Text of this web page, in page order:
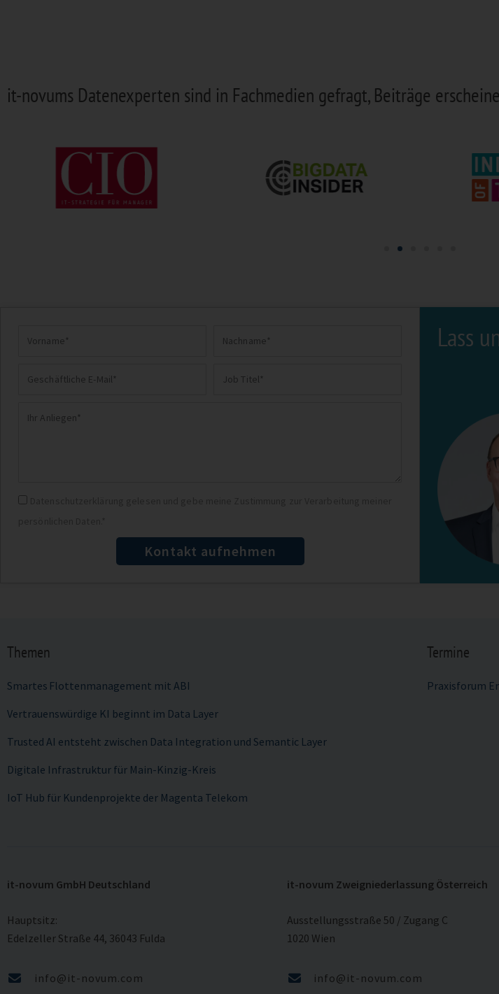
it-novums Datenexperten sind in Fachmedien gefragt, Beiträge
Mail
Datenschutz
Kontakt aufnehmen
Lass
Themen
Smartes Flottenmanagement mit ABI
Vertrauenswürdige KI beginnt im Data Layer
Trusted AI entsteht zwischen Data Integration und Semantic Layer
Digitale Infrastruktur für Main-Kinzig-Kreis
IoT Hub für Kundenprojekte der Magenta Telekom
Termine
Praxisforum
it-novum GmbH Deutschland
Hauptsitz:
Edelzeller Straße 44, 36043 Fulda
info@it-novum.com
it-novum Zweigniederlassung Österreich
Ausstellungsstraße 50 / Zugang C
1020 Wien
info@it-novum.com